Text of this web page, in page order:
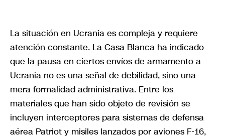
La situación en Ucrania es compleja y requiere
atención constante. La Casa Blanca ha indicado
que la pausa en ciertos envíos de armamento a
Ucrania no es una señal de debilidad, sino una
mera formalidad administrativa. Entre los
materiales que han sido objeto de revisión se
incluyen interceptores para sistemas de defensa
aérea Patriot y misiles lanzados por aviones F-16,